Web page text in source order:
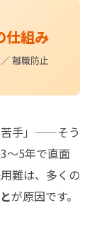
仕組み
離職防止
苦手」——そう
〜5年で直面
難は、多くの
が原因です。